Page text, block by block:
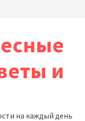
и
на каждый день